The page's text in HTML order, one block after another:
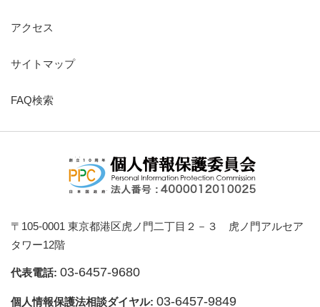
アクセス
サイトマップ
FAQ検索
〒105-0001 東京都港区虎ノ門二丁目２－３ 虎ノ門アルセア
タワー12階
代表電話: 03-6457-9680
個人情報保護法相談ダイヤル: 03-6457-9849